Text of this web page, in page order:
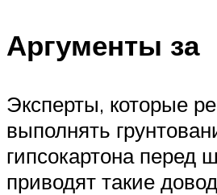
Аргументы за
Эксперты, которые
выполнять
гипсокартона перед
приводят такие